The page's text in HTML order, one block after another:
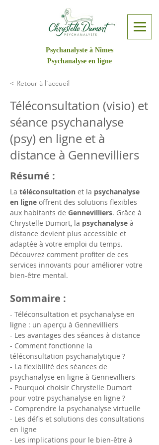
Psychanalyste à Nîmes
Psychanalyse en ligne
< Retour à l'accueil
Téléconsultation (visio) et
séance psychanalyse
(psy) en ligne et à
distance à Gennevilliers
Résumé :
La téléconsultation et la psychanalyse
en ligne offrent des solutions flexibles
aux habitants de Gennevilliers. Grâce à
Chrystelle Dumort, la psychanalyse à
distance devient plus accessible et
adaptée à votre emploi du temps.
Découvrez comment profiter de ces
services innovants pour améliorer votre
bien-être mental.
Sommaire :
- Téléconsultation et psychanalyse en
ligne : un aperçu à Gennevilliers
- Les avantages des séances à distance
- Comment fonctionne la
téléconsultation psychanalytique ?
- La flexibilité des séances de
psychanalyse en ligne à Gennevilliers
- Pourquoi choisir Chrystelle Dumort
pour votre psychanalyse en ligne ?
- Comprendre la psychanalyse virtuelle
- Les défis et solutions des consultations
en ligne
- Les implications pour le bien-être à